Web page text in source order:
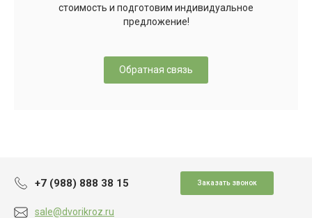
стоимость и подготовим индивидуальное
предложение!
Обратная связь
+7 (988) 888 38 15 Заказать звонок
sale@dvorikroz.ru